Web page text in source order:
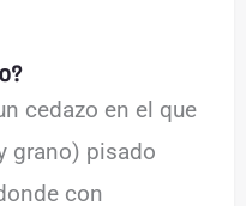
cedazo en el que
grano) pisado
con